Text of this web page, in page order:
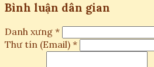
Bình luận dân gian
Danh xưng *
Thư tín (Email) *